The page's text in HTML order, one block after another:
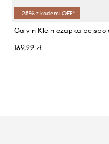
-25% z kodem: OFF*
169,99 zł